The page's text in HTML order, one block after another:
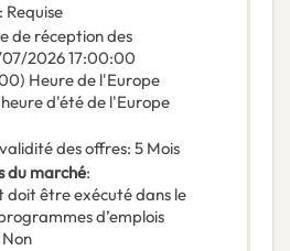
: Requise
de réception des
202617:00:00
Heure de l'Europe
d'été de l'Europe
des offres: 5 Mois
du marché:
doit être exécuté dans le
d’emplois
Non